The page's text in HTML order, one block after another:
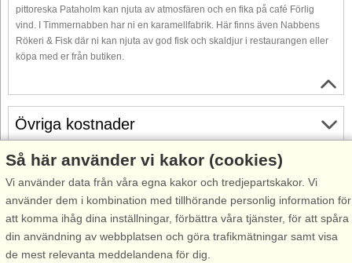
pittoreska Pataholm kan njuta av atmosfären och en fika på café Förlig
vind. I Timmernabben har ni en karamellfabrik. Här finns även Nabbens
Rökeri & Fisk där ni kan njuta av god fisk och skaldjur i restaurangen eller
köpa med er från butiken.
Övriga kostnader
Gratis avbokning
Gratis avbokning fram till 35 dagar före ankomst. Gäller för
ankomster under perioden 18/7-2026 till 31/12-2027
Se villkor här
Så här använder vi kakor (cookies)
Vi använder data från våra egna kakor och tredjepartskakor. Vi
använder dem i kombination med tillhörande personlig information för
att komma ihåg dina inställningar, förbättra våra tjänster, för att spåra
din användning av webbplatsen och göra trafikmätningar samt visa
de mest relevanta meddelandena för dig.